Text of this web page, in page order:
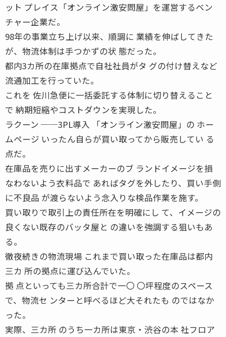
ット プレイス「オンライン激安問屋」を運営するベン
チャー企業だ。
98年の事業立ち上げ以来、順調に 業績を伸ばしてきた
が、物流体制は手つかずの状 態だった。
都内3カ所の在庫拠点で自社社員がタ グの付け替えなど
流通加工を行っていた。
これを 佐川急便に一括委託する体制に切り替えること
で 納期短縮やコストダウンを実現した。
ラクーン ──3PL導入 「オンライン激安問屋」の ホー
ムページ いったん自らが買い取ってから販売してい る
点だ。
在庫品を売りに出すメーカーのブ ランドイメージを損
なわないよう衣料品で あればタグを外したり、買い手側
に不良品 が渡らないよう念入りな検品作業を施す。
買い取りで取引上の責任所在を明確にし て、イメージの
良くない既存のバッタ屋と の違いを強調する狙いもあ
る。
徹夜続きの物流現場 これまで買い取った在庫品は都内
三カ 所の拠点に運び込んでいた。
拠 点といっても三カ所合計で一〇 〇坪程度のスペース
で、物流セ ンターと呼べるほど大それたも のではなか
った。
実際、三カ所 のうち一カ所は東京・渋谷の本 社フロア